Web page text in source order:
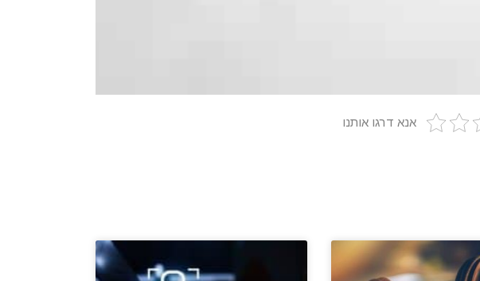
אנא דרגו אותנו